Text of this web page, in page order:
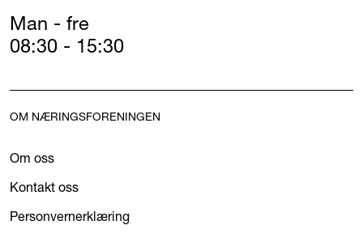
Man - fre
08:30 - 15:30
OM NÆRINGSFORENINGEN
Om oss
Kontakt oss
Personvernerklæring